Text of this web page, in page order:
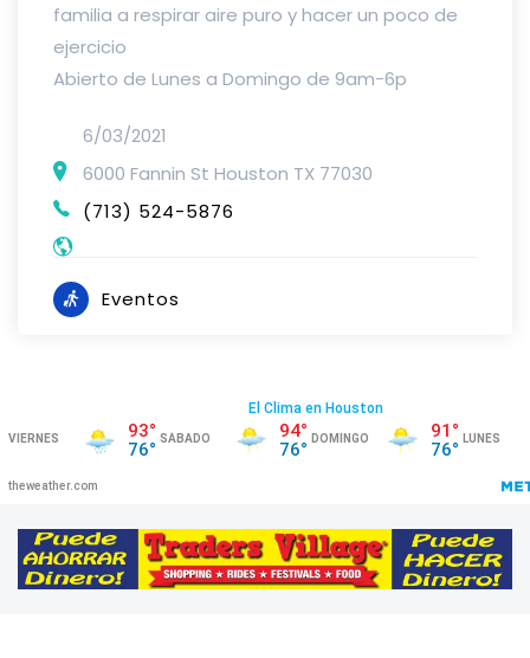
familia a respirar aire puro y hacer un poco de
ejercicio
Abierto de Lunes a Domingo de 9am-6p
6/03/2021
6000 Fannin St Houston TX 77030
(713) 524-5876
Eventos